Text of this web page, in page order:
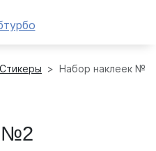
Стикеры Набор наклеек №2
№2